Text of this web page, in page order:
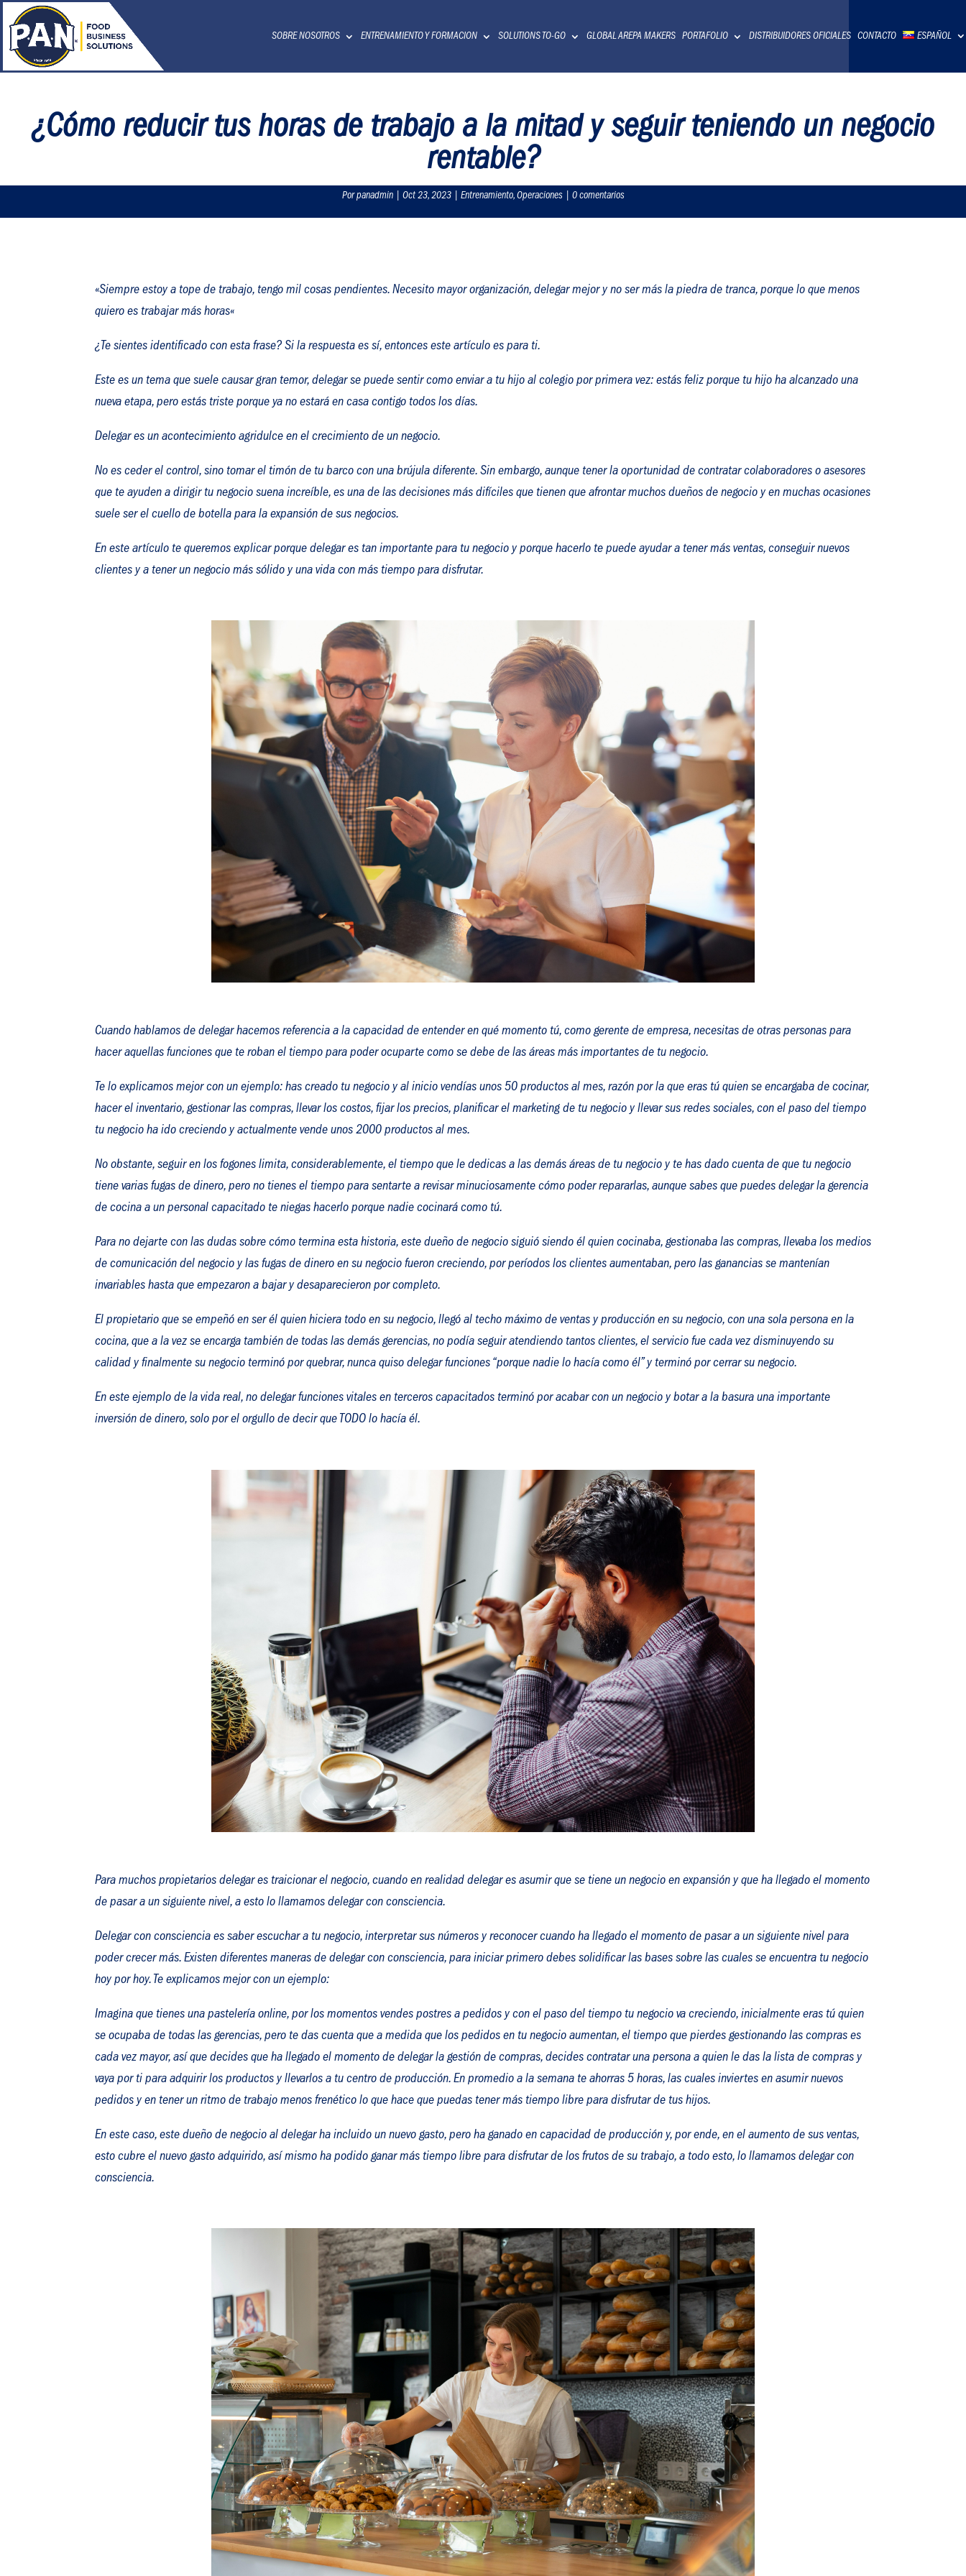
SOBRE NOSOTROS ENTRENAMIENTO Y FORMACION SOLUTIONS TO-GO GLOBAL AREPA MAKERS PORTAFOLIO DISTRIBUIDORES OFICIALES CONTACTO ESPAÑOL
¿Cómo reducir tus horas de trabajo a la mitad y seguir teniendo un negocio
rentable?
Por panadmin | Oct 23, 2023 | Entrenamiento, Operaciones | 0 comentarios
«Siempre estoy a tope de trabajo, tengo mil cosas pendientes. Necesito mayor organización, delegar mejor y no ser más la piedra de tranca, porque lo que menos
quiero es trabajar más horas«
¿Te sientes identificado con esta frase? Si la respuesta es sí, entonces este artículo es para ti.
Este es un tema que suele causar gran temor, delegar se puede sentir como enviar a tu hijo al colegio por primera vez: estás feliz porque tu hijo ha alcanzado una
nueva etapa, pero estás triste porque ya no estará en casa contigo todos los días.
Delegar es un acontecimiento agridulce en el crecimiento de un negocio.
No es ceder el control, sino tomar el timón de tu barco con una brújula diferente. Sin embargo, aunque tener la oportunidad de contratar colaboradores o asesores
que te ayuden a dirigir tu negocio suena increíble, es una de las decisiones más difíciles que tienen que afrontar muchos dueños de negocio y en muchas ocasiones
suele ser el cuello de botella para la expansión de sus negocios.
En este artículo te queremos explicar porque delegar es tan importante para tu negocio y porque hacerlo te puede ayudar a tener más ventas, conseguir nuevos
clientes y a tener un negocio más sólido y una vida con más tiempo para disfrutar.
Cuando hablamos de delegar hacemos referencia a la capacidad de entender en qué momento tú, como gerente de empresa, necesitas de otras personas para
hacer aquellas funciones que te roban el tiempo para poder ocuparte como se debe de las áreas más importantes de tu negocio.
Te lo explicamos mejor con un ejemplo: has creado tu negocio y al inicio vendías unos 50 productos al mes, razón por la que eras tú quien se encargaba de cocinar,
hacer el inventario, gestionar las compras, llevar los costos, fijar los precios, planificar el marketing de tu negocio y llevar sus redes sociales, con el paso del tiempo
tu negocio ha ido creciendo y actualmente vende unos 2000 productos al mes.
No obstante, seguir en los fogones limita, considerablemente, el tiempo que le dedicas a las demás áreas de tu negocio y te has dado cuenta de que tu negocio
tiene varias fugas de dinero, pero no tienes el tiempo para sentarte a revisar minuciosamente cómo poder repararlas, aunque sabes que puedes delegar la gerencia
de cocina a un personal capacitado te niegas hacerlo porque nadie cocinará como tú.
Para no dejarte con las dudas sobre cómo termina esta historia, este dueño de negocio siguió siendo él quien cocinaba, gestionaba las compras, llevaba los medios
de comunicación del negocio y las fugas de dinero en su negocio fueron creciendo, por períodos los clientes aumentaban, pero las ganancias se mantenían
invariables hasta que empezaron a bajar y desaparecieron por completo.
El propietario que se empeñó en ser él quien hiciera todo en su negocio, llegó al techo máximo de ventas y producción en su negocio, con una sola persona en la
cocina, que a la vez se encarga también de todas las demás gerencias, no podía seguir atendiendo tantos clientes, el servicio fue cada vez disminuyendo su
calidad y finalmente su negocio terminó por quebrar, nunca quiso delegar funciones “porque nadie lo hacía como él” y terminó por cerrar su negocio.
En este ejemplo de la vida real, no delegar funciones vitales en terceros capacitados terminó por acabar con un negocio y botar a la basura una importante
inversión de dinero, solo por el orgullo de decir que TODO lo hacía él.
Para muchos propietarios delegar es traicionar el negocio, cuando en realidad delegar es asumir que se tiene un negocio en expansión y que ha llegado el momento
de pasar a un siguiente nivel, a esto lo llamamos delegar con consciencia.
Delegar con consciencia es saber escuchar a tu negocio, interpretar sus números y reconocer cuando ha llegado el momento de pasar a un siguiente nivel para
poder crecer más. Existen diferentes maneras de delegar con consciencia, para iniciar primero debes solidificar las bases sobre las cuales se encuentra tu negocio
hoy por hoy. Te explicamos mejor con un ejemplo:
Imagina que tienes una pastelería online, por los momentos vendes postres a pedidos y con el paso del tiempo tu negocio va creciendo, inicialmente eras tú quien
se ocupaba de todas las gerencias, pero te das cuenta que a medida que los pedidos en tu negocio aumentan, el tiempo que pierdes gestionando las compras es
cada vez mayor, así que decides que ha llegado el momento de delegar la gestión de compras, decides contratar una persona a quien le das la lista de compras y
vaya por ti para adquirir los productos y llevarlos a tu centro de producción. En promedio a la semana te ahorras 5 horas, las cuales inviertes en asumir nuevos
pedidos y en tener un ritmo de trabajo menos frenético lo que hace que puedas tener más tiempo libre para disfrutar de tus hijos.
En este caso, este dueño de negocio al delegar ha incluido un nuevo gasto, pero ha ganado en capacidad de producción y, por ende, en el aumento de sus ventas,
esto cubre el nuevo gasto adquirido, así mismo ha podido ganar más tiempo libre para disfrutar de los frutos de su trabajo, a todo esto, lo llamamos delegar con
consciencia.